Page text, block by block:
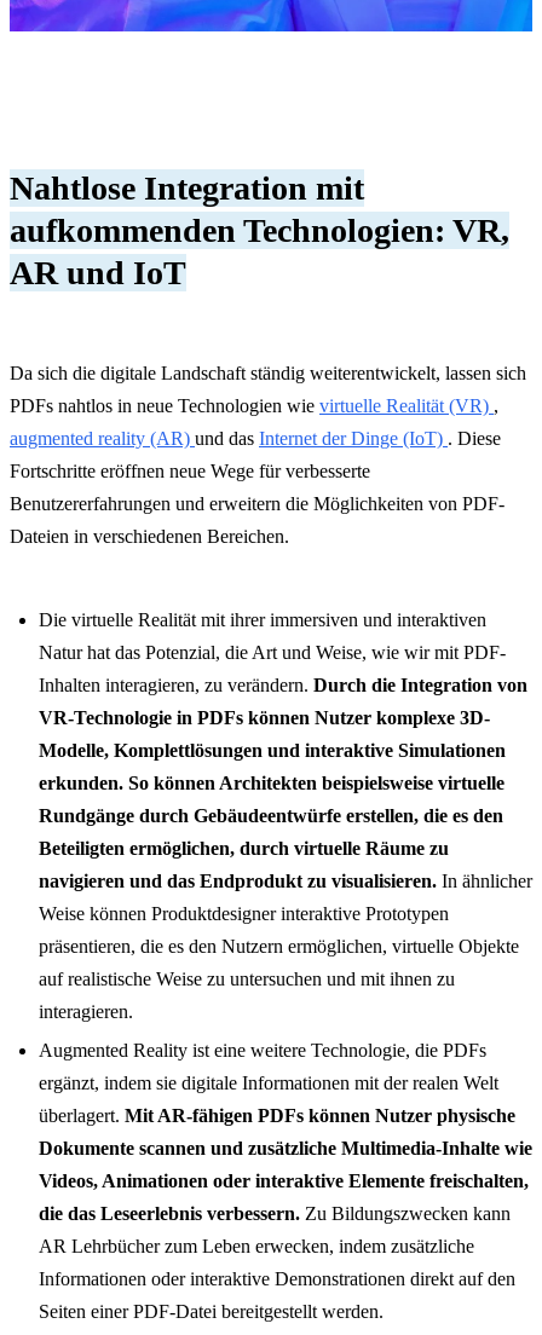
Nahtlose Integration mit
aufkommenden Technologien: VR,
AR und IoT
Da sich die digitale Landschaft ständig weiterentwickelt, lassen sich
PDFs nahtlos in neue Technologien wie virtuelle Realität (VR) ,
augmented reality (AR) und das Internet der Dinge (IoT) . Diese
Fortschritte eröffnen neue Wege für verbesserte
Benutzererfahrungen und erweitern die Möglichkeiten von PDF-
Dateien in verschiedenen Bereichen.
Die virtuelle Realität mit ihrer immersiven und interaktiven
Natur hat das Potenzial, die Art und Weise, wie wir mit PDF-
Inhalten interagieren, zu verändern. Durch die Integration von
VR-Technologie in PDFs können Nutzer komplexe 3D-
Modelle, Komplettlösungen und interaktive Simulationen
erkunden. So können Architekten beispielsweise virtuelle
Rundgänge durch Gebäudeentwürfe erstellen, die es den
Beteiligten ermöglichen, durch virtuelle Räume zu
navigieren und das Endprodukt zu visualisieren. In ähnlicher
Weise können Produktdesigner interaktive Prototypen
präsentieren, die es den Nutzern ermöglichen, virtuelle Objekte
auf realistische Weise zu untersuchen und mit ihnen zu
interagieren.
Augmented Reality ist eine weitere Technologie, die PDFs
ergänzt, indem sie digitale Informationen mit der realen Welt
überlagert. Mit AR-fähigen PDFs können Nutzer physische
Dokumente scannen und zusätzliche Multimedia-Inhalte wie
Videos, Animationen oder interaktive Elemente freischalten,
die das Leseerlebnis verbessern. Zu Bildungszwecken kann
AR Lehrbücher zum Leben erwecken, indem zusätzliche
Informationen oder interaktive Demonstrationen direkt auf den
Seiten einer PDF-Datei bereitgestellt werden.